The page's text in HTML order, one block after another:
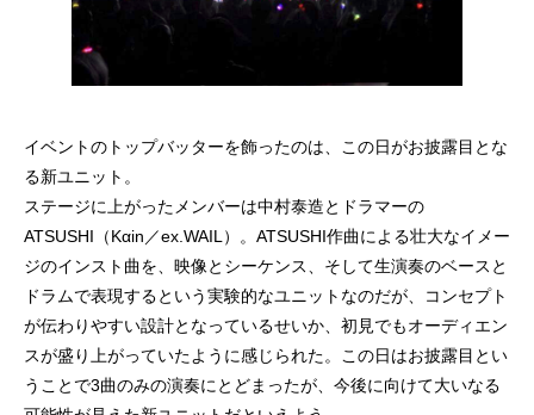
イベントのトップバッターを飾ったのは、この日がお披露目とな
る新ユニット。
ステージに上がったメンバーは中村泰造とドラマーの
ATSUSHI（Kαin／ex.WAIL）。ATSUSHI作曲による壮大なイメー
ジのインスト曲を、映像とシーケンス、そして生演奏のベースと
ドラムで表現するという実験的なユニットなのだが、コンセプト
が伝わりやすい設計となっているせいか、初見でもオーディエン
スが盛り上がっていたように感じられた。この日はお披露目とい
うことで3曲のみの演奏にとどまったが、今後に向けて大いなる